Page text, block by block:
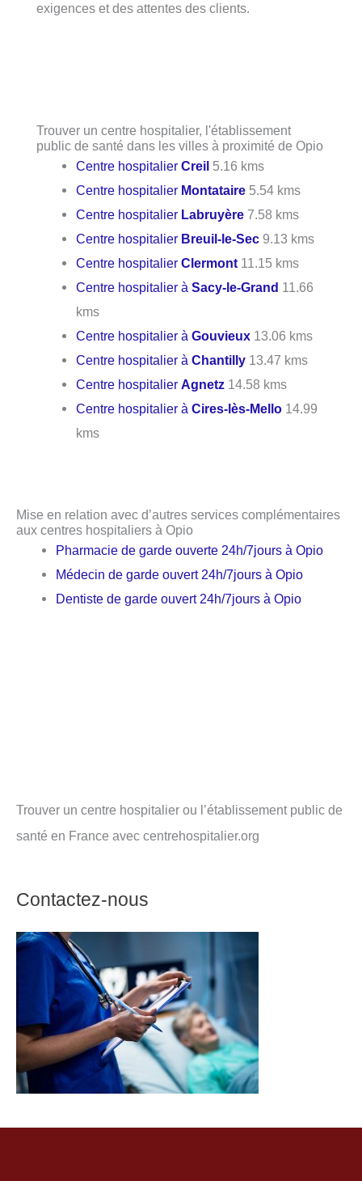
exigences et des attentes des clients.
Trouver un centre hospitalier, l'établissement
public de santé dans les villes à proximité de Opio
Centre hospitalierCreil 5.16 kms
Centre hospitalier Montataire 5.54 kms
Centre hospitalier Labruyère 7.58 kms
Centre hospitalier Breuil-le-Sec 9.13 kms
Centre hospitalierClermont 11.15 kms
Centre hospitalier àSacy-le-Grand 11.66
kms
Centre hospitalier àGouvieux 13.06 kms
Centre hospitalier àChantilly 13.47 kms
Centre hospitalier Agnetz 14.58 kms
Centre hospitalier àCires-lès-Mello 14.99
kms
Mise en relation avec d’autres services complémentaires
aux centres hospitaliers à Opio
Pharmacie de garde ouverte 24h/7jours à Opio
Médecin de garde ouvert 24h/7jours à Opio
Dentiste de garde ouvert 24h/7jours à Opio
Trouver un centre hospitalier ou l’établissement public de
santé en France avec centrehospitalier.org
Contactez-nous